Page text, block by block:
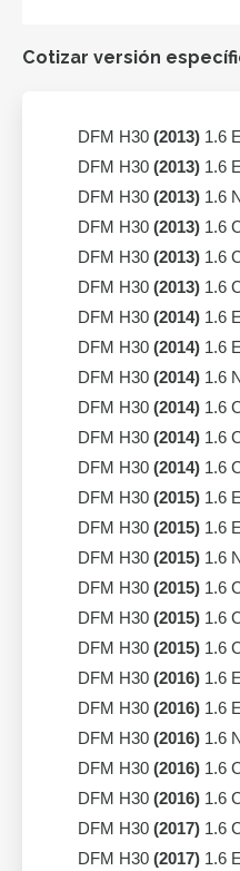
Cotizar versión
DFM H30 (2013) 1.6
DFM H30 (2013) 1.6
DFM H30 (2013) 1.6
DFM H30 (2013) 1.6
DFM H30 (2013) 1.6
DFM H30 (2013) 1.6
DFM H30 (2014) 1.6
DFM H30 (2014) 1.6
DFM H30 (2014) 1.6
DFM H30 (2014) 1.6
DFM H30 (2014) 1.6
DFM H30 (2014) 1.6
DFM H30 (2015) 1.6
DFM H30 (2015) 1.6
DFM H30 (2015) 1.6
DFM H30 (2015) 1.6
DFM H30 (2015) 1.6
DFM H30 (2015) 1.6
DFM H30 (2016) 1.6
DFM H30 (2016) 1.6
DFM H30 (2016) 1.6
DFM H30 (2016) 1.6
DFM H30 (2016) 1.6
DFM H30 (2017) 1.6
DFM H30 (2017) 1.6